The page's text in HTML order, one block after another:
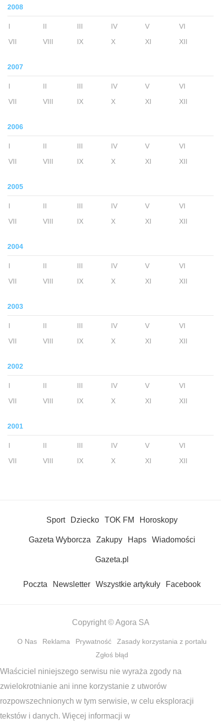
2008
I II III IV V
VI
VII
VIII IX X XI XII
2007
I II III IV V
VI
VII
VIII IX X XI XII
2006
I II III IV V
VI
VII
VIII IX X XI XII
2005
I II III IV V
VI
VII
VIII IX X XI XII
2004
I II III IV V
VI
VII
VIII IX X XI XII
2003
I II III IV V
VI
VII
VIII IX X XI XII
2002
I II III IV V
VI
VII
VIII IX X XI XII
2001
I II III IV V
VI
VII
VIII IX X XI XII
Sport Dziecko TOK FM Horoskopy
Gazeta Wyborcza Zakupy Haps Wiadomości
Gazeta.pl
Poczta Newsletter Wszystkie artykuły Facebook
Copyright © Agora SA
O Nas Reklama Prywatność
Zasady korzystania z portalu
Zgłoś błąd
Właściciel niniejszego serwisu nie wyraża zgody na
zwielokrotnianie ani inne korzystanie z utworów
rozpowszechnionych w tym serwisie, w celu eksploracji
tekstów i danych. Więcej informacji w